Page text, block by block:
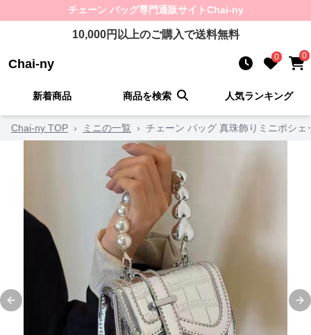
チェーン バッグ専門通販サイトChai-ny
10,000円以上のご購入で送料無料
Chai-ny 0 0
新着商品 商品を検索 人気ランキング
Chai-ny TOP › ミニの一覧 › チェーン バッグ 真珠飾りミニポシェ
Previous slide